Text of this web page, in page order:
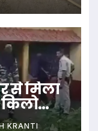
से मिला
KRANTI